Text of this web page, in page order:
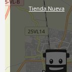
Tienda Nueva